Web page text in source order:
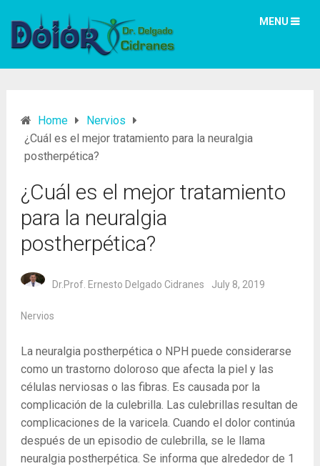
MENU
Home
Nervios
¿Cuál es el mejor tratamiento para la neuralgia
postherpética?
¿Cuál es el mejor tratamiento
para la neuralgia
postherpética?
Dr.Prof. Ernesto Delgado Cidranes July 8, 2019
Nervios
La neuralgia postherpética o NPH puede considerarse
como un trastorno doloroso que afecta la piel y las
células nerviosas o las fibras. Es causada por la
complicación de la culebrilla. Las culebrillas resultan de
complicaciones de la varicela. Cuando el dolor continúa
después de un episodio de culebrilla, se le llama
neuralgia postherpética. Se informa que alrededor de 1